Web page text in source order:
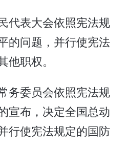
表大会依照宪法规
的问题，并行使宪法
职权。
务委员会依照宪法规
宣布，决定全国总动
行使宪法规定的国防